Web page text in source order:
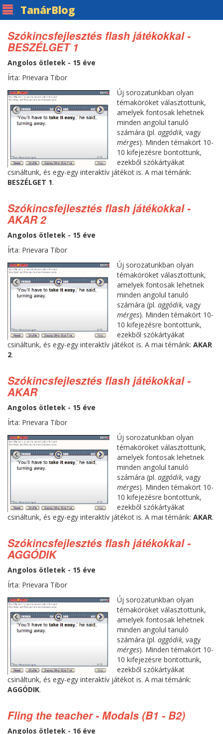
TanárBlog
Szókincsfejlesztés flash játékokkal -
BESZÉLGET 1
Angolos ötletek - 15 éve
Írta: Prievara Tibor
Új sorozatunkban olyan
témaköröket választottunk,
amelyek fontosak lehetnek
minden angolul tanuló
számára (pl.aggódik,vagy
mérges). Minden témakört 10-
10 kifejezésre bontottunk,
ezekből szókártyákat
csináltunk, és egy-egy interaktív játékot is. A mai témánk:
BESZÉLGET 1.
Szókincsfejlesztés flash játékokkal -
AKAR 2
Angolos ötletek - 15 éve
Írta: Prievara Tibor
Új sorozatunkban olyan
témaköröket választottunk,
amelyek fontosak lehetnek
minden angolul tanuló
számára (pl.aggódik,vagy
mérges). Minden témakört 10-
10 kifejezésre bontottunk,
ezekből szókártyákat
csináltunk, és egy-egy interaktív játékot is. A mai témánk: AKAR
2.
Szókincsfejlesztés flash játékokkal -
AKAR
Angolos ötletek - 15 éve
Írta: Prievara Tibor
Új sorozatunkban olyan
témaköröket választottunk,
amelyek fontosak lehetnek
minden angolul tanuló
számára (pl.aggódik,vagy
mérges). Minden témakört 10-
10 kifejezésre bontottunk,
ezekből szókártyákat
csináltunk, és egy-egy interaktív játékot is. A mai témánk: AKAR.
Szókincsfejlesztés flash játékokkal -
AGGÓDIK
Angolos ötletek - 15 éve
Írta: Prievara Tibor
Új sorozatunkban olyan
témaköröket választottunk,
amelyek fontosak lehetnek
minden angolul tanuló
számára (pl.aggódik,vagy
mérges). Minden témakört 10-
10 kifejezésre bontottunk,
ezekből szókártyákat
csináltunk, és egy-egy interaktív játékot is. A mai témánk:
AGGÓDIK.
Fling the teacher - Modals (B1 - B2)
Angolos ötletek - 16 éve